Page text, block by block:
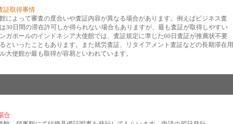
証取得事情
によって審査の度合いや査証内容が異なる場合があります。例えばビジネス査
30日間の滞在許可しか得られない場合もありますが、最も査証が取得しやすい
ガポールのインドネシア大使館では、査証規定に準じた60日査証が推薦状不要
といったこともあります。また就労査証、リタイアメント査証などの長期滞在用
大使館が最も取得が容易といわれています。
合